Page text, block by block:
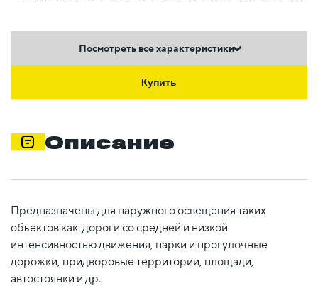
Посмотреть все характеристики
Купить
Описание
Предназначены для наружного освещения таких
объектов как: дороги со средней и низкой
интенсивностью движения, парки и прогулочные
дорожки, придворовые территории, площади,
автостоянки и др.